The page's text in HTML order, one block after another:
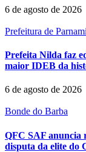
6 de agosto de 2026
Prefeitura de
Prefeita Nilda faz
maior IDEB da
6 de agosto de 2026
Bonde do Barba
QFC SAF anuncia
disputa da elite do